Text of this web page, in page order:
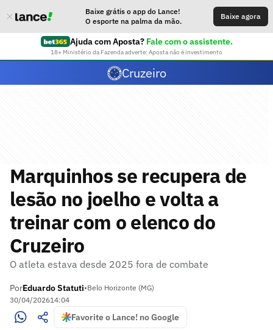
Baixe grátis o app do Lance!
O esporte na palma da mão.
Baixe agora
Ajuda com Aposta? Fale com o assistente.
18+ Ministério da Fazenda adverte: Aposta não é investimento
Cruzeiro
Marquinhos se recupera de
lesão no joelho e volta a
treinar com o elenco do
Cruzeiro
O atleta estava desde 2025 fora de combate
PorEduardo Statuti•Belo Horizonte (MG)
30/04/202614:04
Favorite o Lance! no Google